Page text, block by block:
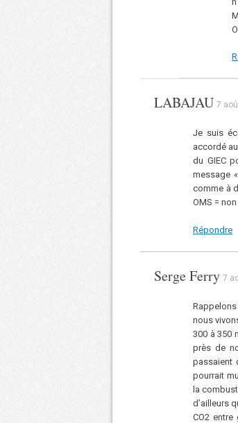
LABAJAU 7
Je suis
accordé
du GIEC
message
comme à
OMS =
Répondre
Serge Ferry 7
nous
300 à 350
près de
passaient
pourrait
la
d’ailleurs
CO2 entre